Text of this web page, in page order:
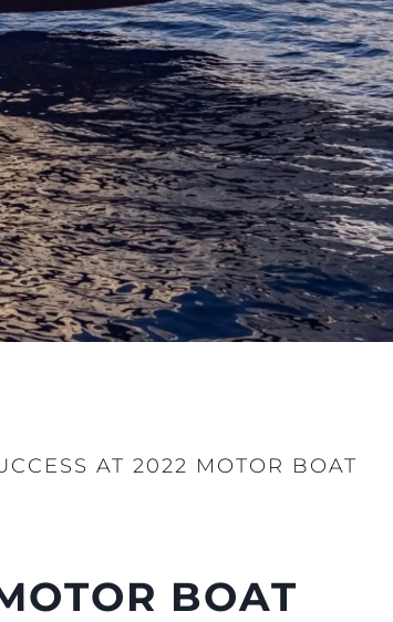
AT 2022 MOTOR BOAT
BOAT
Die Firma
Brokerage
Bootscharter
Neuigkeiten
Veranstaltungen
Innovation
Geschichte